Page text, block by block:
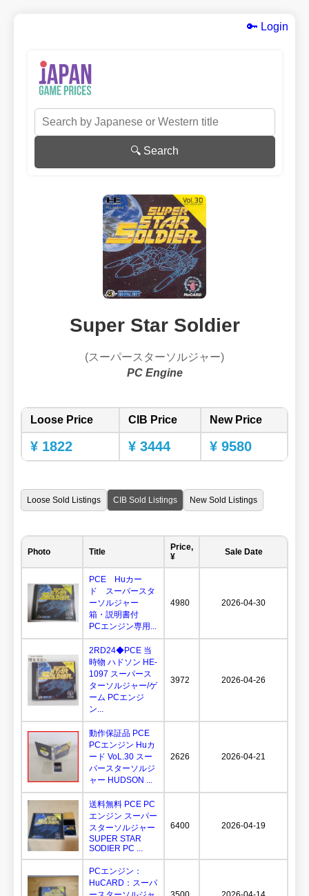
🔑 Login
🔍 Search
Super Star Soldier
(スーパースターソルジャー)
PC Engine
Loose Price CIB Price New Price
¥ 1822 ¥ 3444 ¥ 9580
Loose Sold Listings CIB Sold Listings New Sold Listings
Photo Title
Price,
¥
Sale Date
PCE Huカー
ド スーパースタ
ーソルジャー
箱・説明書付
PCエンジン専用...
4980 2026-04-30
2RD24◆PCE 当
時物 ハドソン HE-
1097 スーパース
ターソルジャー/ゲ
ーム PCエンジ
ン...
3972 2026-04-26
動作保証品 PCE
PCエンジン Huカ
ード VoL.30 スー
パースターソルジ
ャー HUDSON ...
2626 2026-04-21
送料無料 PCE PC
エンジン スーパー
スターソルジャー
SUPER STAR
SODIER PC ...
6400 2026-04-19
PCエンジン：
HuCARD：スーパ